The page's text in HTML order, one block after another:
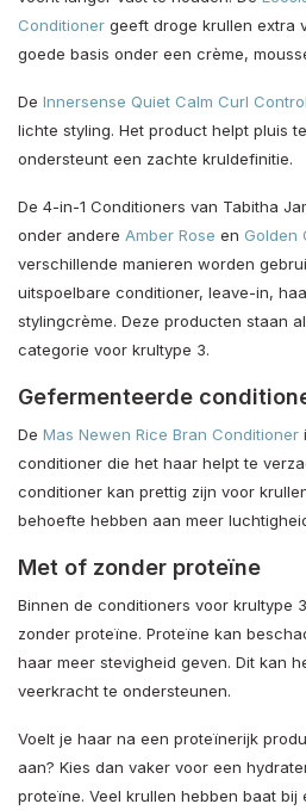
Conditioner geeft droge krullen extra
goede basis onder een crème,
De Innersense Quiet Calm Curl Control
lichte styling. Het product helpt pluis
ondersteunt een zachte kruldefinitie.
De 4-in-1 Conditioners van Tabitha
onder andere Amber Rose en Golden
verschillende manieren worden
uitspoelbare conditioner, leave-in,
stylingcrème. Deze producten staan
categorie voor krultype 3.
Gefermenteerde
De Mas Newen Rice Bran Conditioner
conditioner die het haar helpt te
conditioner kan prettig zijn voor
behoefte hebben aan meer
Met of zonder proteïne
Binnen de conditioners voor krultype
zonder proteïne. Proteïne kan
haar meer stevigheid geven. Dit kan
veerkracht te ondersteunen.
Voelt je haar na een proteïnerijk
aan? Kies dan vaker voor een
proteïne. Veel krullen hebben baat bij